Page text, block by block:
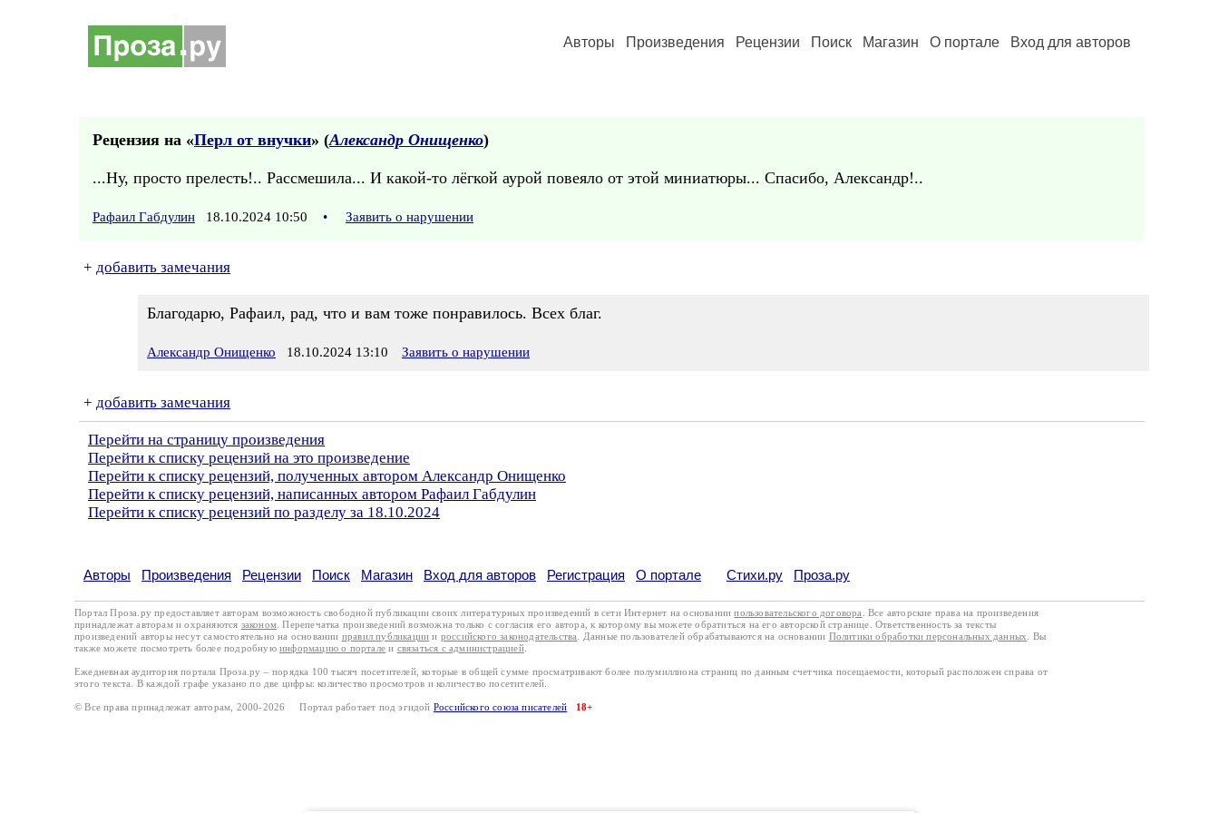
Авторы Произведения Рецензии Поиск Магазин О портале Вход для авторов
Рецензия на «Перл от внучки» (Александр Онищенко)
...Ну, просто прелесть!.. Рассмешила... И какой-то лёгкой аурой повеяло от этой миниатюры... Спасибо, Александр!..
Рафаил Габдулин 18.10.2024 10:50 • Заявить о нарушении
+ добавить замечания
Благодарю, Рафаил, рад, что и вам тоже понравилось. Всех благ.
Александр Онищенко 18.10.2024 13:10 Заявить о нарушении
+ добавить замечания
Перейти на страницу произведения
Перейти к списку рецензий на это произведение
Перейти к списку рецензий, полученных автором Александр Онищенко
Перейти к списку рецензий, написанных автором Рафаил Габдулин
Перейти к списку рецензий по разделу за 18.10.2024
Авторы Произведения Рецензии Поиск Магазин Вход для авторов Регистрация О портале Стихи.ру Проза.ру
Портал Проза.ру предоставляет авторам возможность свободной публикации своих литературных произведений в сети Интернет на основаниипользовательского договора
. Все авторские права на произведения
принадлежат авторам и охраняются законом . Перепечатка произведений возможна только с согласия его автора, к которому вы можете обратиться на его авторской странице. Ответственность за тексты
произведений авторы несут самостоятельно на основании правил публикации и российского законодательства . Данные пользователей обрабатываются на основании Политики обработки персональных данных
. Вы
также можете посмотреть более подробную информацию о портале и связаться с администрацией.
Ежедневная аудитория портала Проза.ру – порядка 100 тысяч посетителей, которые в общей сумме просматривают более полумиллиона страниц по данным счетчика посещаемости, который расположен справа от
этого текста. В каждой графе указано по две цифры: количество просмотров и количество посетителей.
© Все права принадлежат авторам, 2000-2026 Портал работает под эгидой Российского союза писателей 18+